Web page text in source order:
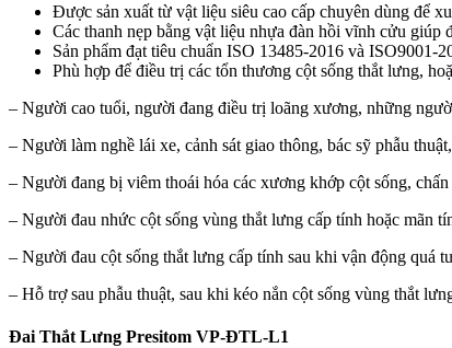
Được sản xuất từ vật liệu siêu cao cấp chuyên dùng để
Các thanh nẹp bằng vật liệu nhựa đàn hồi vĩnh cửu giúp
Sản phẩm đạt tiêu chuẩn ISO 13485-2016 và ISO9001-
Phù hợp để điều trị các tổn thương cột sống thắt lưng,
– Người cao tuổi, người đang điều trị loãng xương, những
– Người làm nghề lái xe, cảnh sát giao thông, bác sỹ phẫu
– Người đang bị viêm thoái hóa các xương khớp cột sống,
– Người đau nhức cột sống vùng thắt lưng cấp tính hoặc mãn
– Người đau cột sống thắt lưng cấp tính sau khi vận động quá
– Hỗ trợ sau phẫu thuật, sau khi kéo nắn cột sống vùng thắt
Đai Thắt Lưng Presitom VP-ĐTL-L1